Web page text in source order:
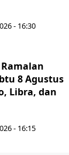
- 16:30
8 Agustus
Libra, dan
- 16:15